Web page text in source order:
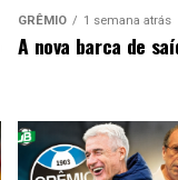
GRÊMIO 1 semana atrás
A nova barca de